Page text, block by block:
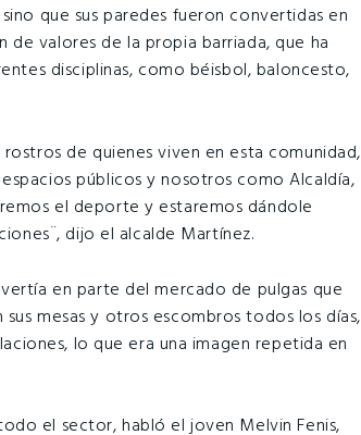
que sus paredes fueron convertidas en
valores de la propia barriada, que ha
disciplinas, como béisbol, baloncesto,
de quienes viven en esta comunidad,
públicos y nosotros como Alcaldía,
el deporte y estaremos dándole
dijo el alcalde Martínez.
en parte del mercado de pulgas que
mesas y otros escombros todos los días,
lo que era una imagen repetida en
el sector, habló el joven Melvin Fenis,